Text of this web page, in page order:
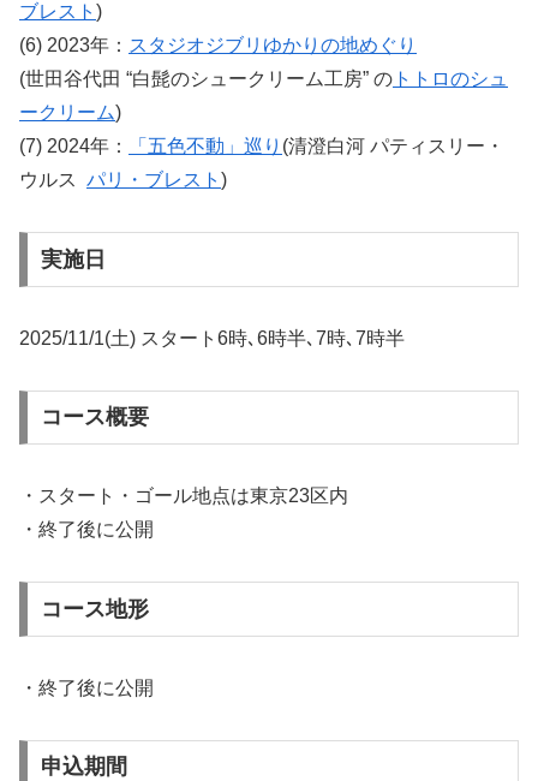
ブレスト )
(6) 2023年： スタジオジブリゆかりの地めぐり
(世田谷代田 “白髭のシュークリーム工房” の トトロのシュ
ークリーム)
(7) 2024年：
「五色不動」巡り (清澄白河 パティスリー・
ウルス パリ・ブレスト )
実施日
2025/11/1(土) スタート6時､6時半､7時､7時半
コース概要
・スタート・ゴール地点は東京23区内
・終了後に公開
コース地形
・終了後に公開
申込期間